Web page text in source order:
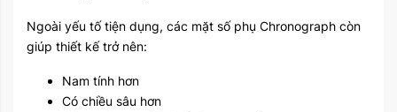
Ngoài yếu tố tiện dụng, các mặt số phụ Chronograph còn
giúp thiết kế trở nên:
Nam tính hơn
Có chiều sâu hơn